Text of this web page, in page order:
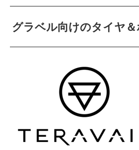
グラベル向けのタイヤ